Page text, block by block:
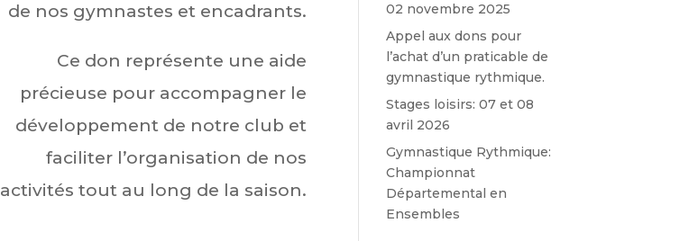
de nos gymnastes et encadrants.
Ce don représente une aide
précieuse pour accompagner le
développement de notre club et
faciliter l’organisation de nos
activités tout au long de la saison.
02 novembre 2025
Appel aux dons pour
l’achat d’un praticable de
gymnastique rythmique.
Stages loisirs: 07 et 08
avril 2026
Gymnastique Rythmique:
Championnat
Départemental en
Ensembles